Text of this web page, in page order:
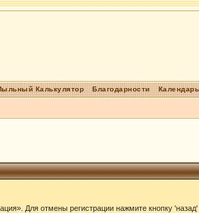
Календарь
Благодарности
Калькулятор
Для отмены регистрации нажмите кнопку